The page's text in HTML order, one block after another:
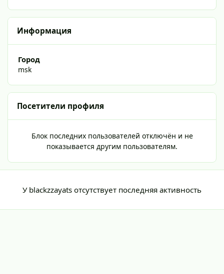
Информация
Город
msk
Посетители профиля
Блок последних пользователей отключён и не
показывается другим пользователям.
У blackzzayats отсутствует последняя активность